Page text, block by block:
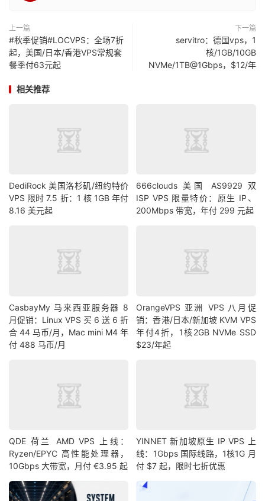
上一篇
#秋季促销#LOCVPS：全场7折
起，美国/日本/香港VPS常规套
餐季付63元起
下一篇
servitro：德国vps，1
核/1GB/10GB
NVMe/1TB@1Gbps，$12/年
相关推荐
DediRock 美国洛杉矶/纽约特价
VPS 限时 7.5 折：1 核 1GB 年付
8.16 美元起
666clouds 美国 AS9929 双
ISP VPS 限量特价：原生 IP、
200Mbps 带宽，年付 299 元起
CasbayMy 马来西亚服务器 8
月促销：Linux VPS 买 6 送 6 折
合 44 马币/月，Mac mini M4 年
付 488 马币/月
OrangeVPS 亚洲 VPS 八月促
销：香港/日本/新加坡 KVM VPS
年付4折，1核2GB NVMe SSD
$23/年起
QDE 荷兰 AMD VPS 上线：
Ryzen/EPYC 高性能处理器，
10Gbps 大带宽，月付 €3.95 起
YINNET 新加坡原生 IP VPS 上
线：1Gbps 国际线路，1核1G 月
付 $7 起，限时七折优惠